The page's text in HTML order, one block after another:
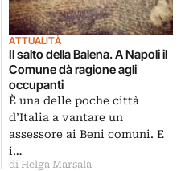
ATTUALITÀ
Il salto della Balena. A Napoli il
Comune dà ragione agli
occupanti
È una delle poche città
d’Italia a vantare un
assessore ai Beni comuni. E
i…
di Helga Marsala